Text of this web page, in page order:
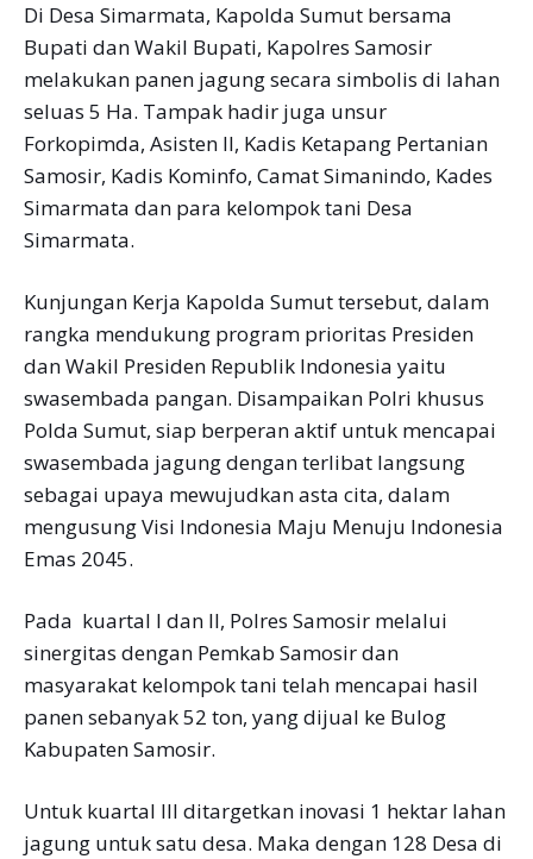
Di Desa Simarmata, Kapolda Sumut bersama
Bupati dan Wakil Bupati, Kapolres Samosir
melakukan panen jagung secara simbolis di lahan
seluas 5 Ha. Tampak hadir juga unsur
Forkopimda, Asisten II, Kadis Ketapang Pertanian
Samosir, Kadis Kominfo, Camat Simanindo, Kades
Simarmata dan para kelompok tani Desa
Simarmata.
Kunjungan Kerja Kapolda Sumut tersebut, dalam
rangka mendukung program prioritas Presiden
dan Wakil Presiden Republik Indonesia yaitu
swasembada pangan. Disampaikan Polri khusus
Polda Sumut, siap berperan aktif untuk mencapai
swasembada jagung dengan terlibat langsung
sebagai upaya mewujudkan asta cita, dalam
mengusung Visi Indonesia Maju Menuju Indonesia
Emas 2045.
Pada kuartal I dan II, Polres Samosir melalui
sinergitas dengan Pemkab Samosir dan
masyarakat kelompok tani telah mencapai hasil
panen sebanyak 52 ton, yang dijual ke Bulog
Kabupaten Samosir.
Untuk kuartal III ditargetkan inovasi 1 hektar lahan
jagung untuk satu desa. Maka dengan 128 Desa di